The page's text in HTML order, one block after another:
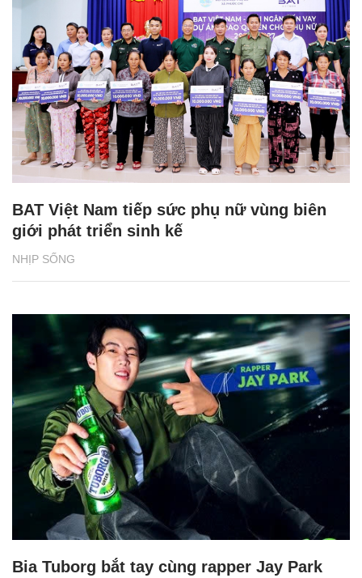
NHỊP SỐNG
BAT Việt Nam tiếp sức phụ nữ vùng biên
giới phát triển sinh kế
Bia Tuborg bắt tay cùng rapper Jay Park